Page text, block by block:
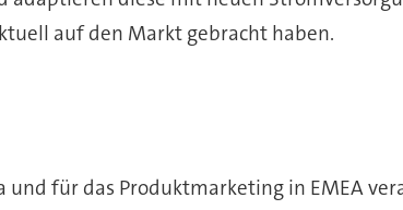
auf den Markt gebracht haben.
und für das Produktmarketing in EMEA